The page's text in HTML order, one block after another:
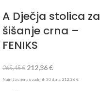
A Dječja stolica za
šišanje crna –
FENIKS
265,45€ 212,36€
Najniža cijena u zadnjih 30 dana: 212,36 €